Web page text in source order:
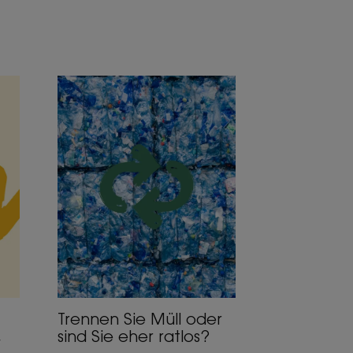
Entdecken
Trennen
Sie
Müll
oder
sind
Sie
eher
ratlos?
Trennen Sie Müll oder
sind Sie eher ratlos?